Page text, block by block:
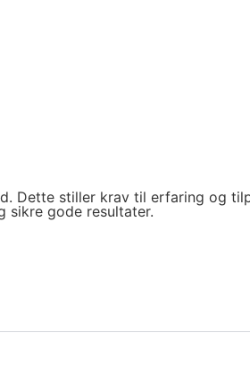
Dette stiller krav til erfaring og
sikre gode resultater.